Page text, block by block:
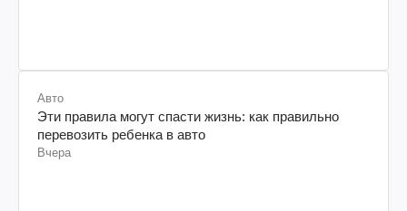
Авто
Эти правила могут спасти жизнь: как правильно
перевозить ребенка в авто
Вчера